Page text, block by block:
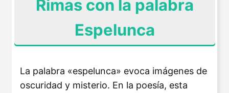
Rimas con la palabra
Espelunca
La palabra «espelunca» evoca imágenes de
oscuridad y misterio. En la poesía, esta